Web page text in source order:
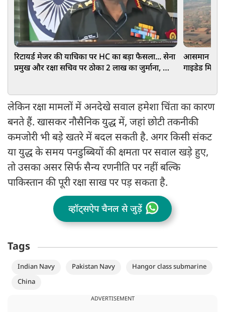
रिटायर्ड मेजर की याचिका पर HC का बड़ा फैसला... सेना
प्रमुख और रक्षा सचिव पर ठोका 2 लाख का जुर्माना, जानें
आसमान से
गाइडेड
लेकिन रक्षा मामलों में अनदेखे सवाल हमेशा चिंता का कारण
बनते हैं. खासकर नौसैनिक युद्ध में, जहां छोटी तकनीकी
कमजोरी भी बड़े खतरे में बदल सकती है. अगर किसी संकट
या युद्ध के समय पनडुब्बियों की क्षमता पर सवाल खड़े हुए,
तो उसका असर सिर्फ सैन्य रणनीति पर नहीं बल्कि
पाकिस्तान की पूरी रक्षा साख पर पड़ सकता है.
व्हॉट्सऐप चैनल से जुड़ें
Tags
Indian Navy Pakistan Navy
Hangor class submarine
China
ADVERTISEMENT